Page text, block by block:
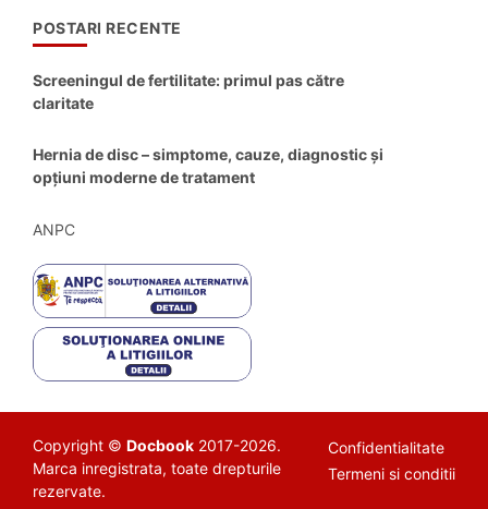
POSTARI RECENTE
Screeningul de fertilitate: primul pas către
claritate
Hernia de disc – simptome, cauze, diagnostic și
opțiuni moderne de tratament
ANPC
Copyright © Docbook 2017-2026.
Marca inregistrata, toate drepturile
rezervate.
Confidentialitate
Termeni si conditii